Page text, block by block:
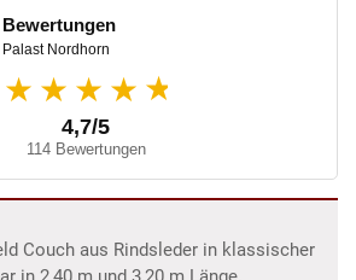
Nordhorn
★★★★ ★
4,7/5
114 Bewertungen
Couch aus Rindsleder in klassischer